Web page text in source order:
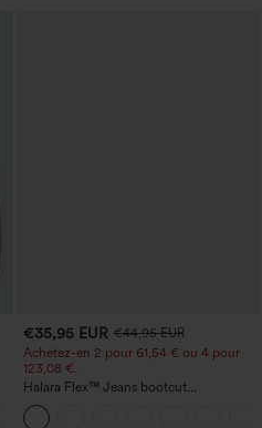
€35,95 EUR €44,95 EUR
Achetez-en 2 pour 61,54 € ou 4 pour
123,08 €.
Halara Flex™ Jeans bootcut
décontractés taille haute, effet délavé,
avec poches